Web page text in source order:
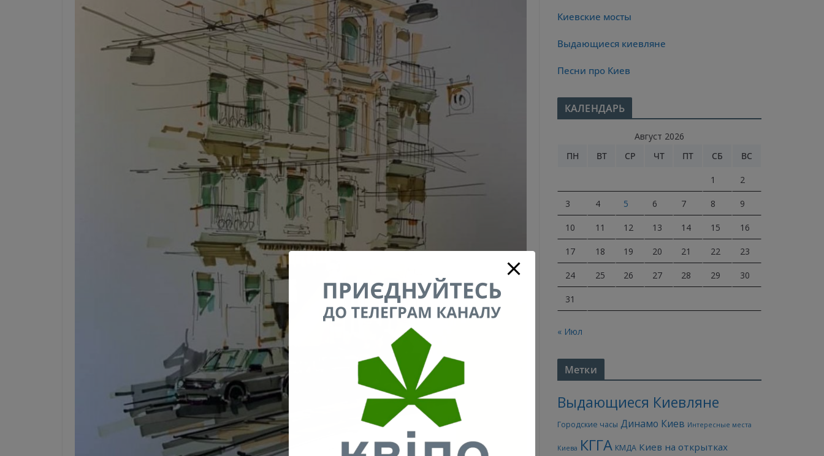
Киевские мосты
Выдающиеся киевляне
Песни про Киев
КАЛЕНДАРЬ
Август 2026
ПН
ВТ СР ЧТ ПТ СБ ВС
1 2
3 4 5 6 7 8 9
10 11 12 13 14 15 16
17 18 19 20 21 22 23
24 25 26 27 28 29 30
31
« Июл
Метки
Выдающиеся Киевляне
Городские часы Динамо Киев Интересные места
Киева КГГА КМДА Киев на открытках